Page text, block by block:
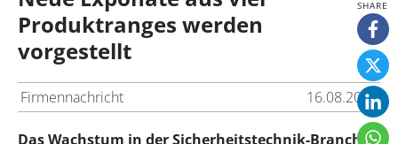
Produktranges werden
vorgestellt
Firmennachricht 16.08.2012
Das Wachstum in der Sicherheitstechnik-Branche